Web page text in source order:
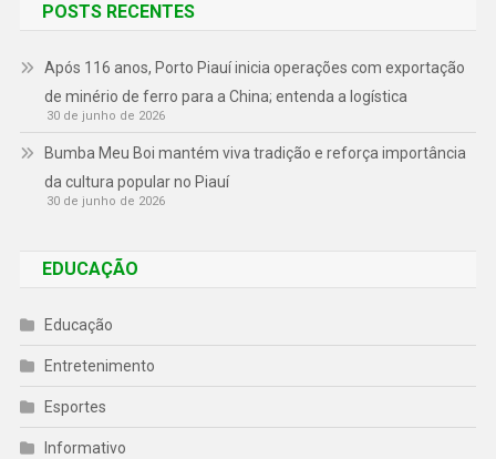
POSTS RECENTES
Após 116 anos, Porto Piauí inicia operações com exportação
de minério de ferro para a China; entenda a logística
30 de junho de 2026
Bumba Meu Boi mantém viva tradição e reforça importância
da cultura popular no Piauí
30 de junho de 2026
EDUCAÇÃO
Educação
Entretenimento
Esportes
Informativo